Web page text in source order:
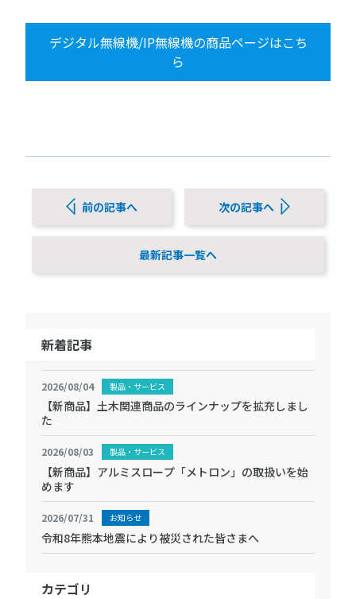
デジタル無線機/IP無線機の商品ページはこち
ら
前の記事へ
最新記事一覧へ
次の記事へ
新着記事
2026/08/04 製品・サービス
【新商品】土木関連商品のラインナップを拡充しまし
た
2026/08/03 製品・サービス
【新商品】アルミスロープ「メトロン」の取扱いを始
めます
2026/07/31 お知らせ
令和8年熊本地震により被災された皆さまへ
カテゴリ